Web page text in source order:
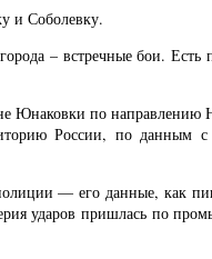
и Соболевку.
– встречные бои.
Юнаковки по направлению
России, по данным
— его данные, как
ударов пришлась по